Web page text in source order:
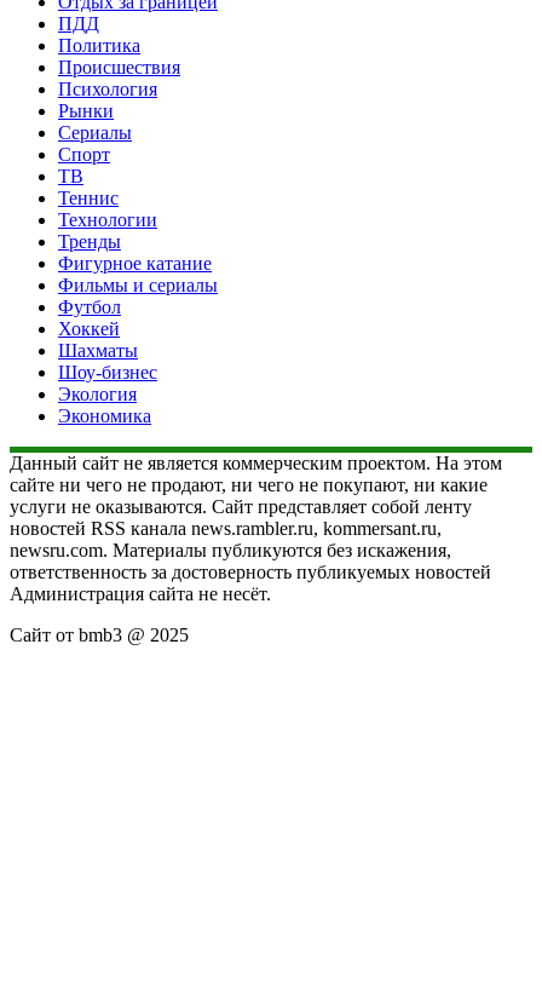
ПДД
Политика
Происшествия
Психология
Рынки
Сериалы
Спорт
ТВ
Теннис
Технологии
Тренды
Фигурное катание
Фильмы и сериалы
Футбол
Хоккей
Шахматы
Шоу-бизнес
Экология
Экономика
Данный сайт не является коммерческим проектом. На этом
сайте ни чего не продают, ни чего не покупают, ни какие
услуги не оказываются. Сайт представляет собой ленту
новостей RSS канала news.rambler.ru, kommersant.ru,
newsru.com. Материалы публикуются без искажения,
ответственность за достоверность публикуемых новостей
Администрация сайта не несёт.
Сайт от bmb3 @ 2025